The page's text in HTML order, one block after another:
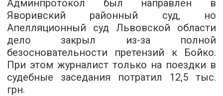
Админпротокол был направлен в
Яворивский районный суд, но
Апелляционный суд Львовской области
дело закрыл из-за полной
безосновательности претензий к Бойко.
При этом журналист только на поездки в
судебные заседания потратил 12,5 тыс.
грн.